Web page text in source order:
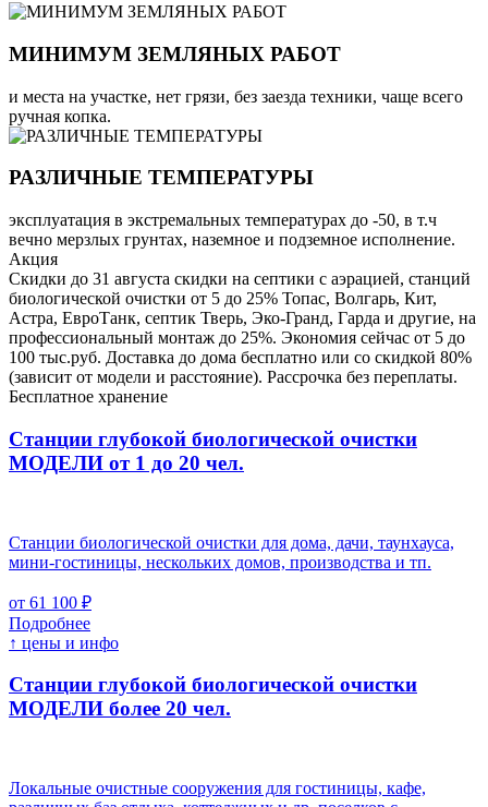
МИНИМУМ ЗЕМЛЯНЫХ РАБОТ
и места на участке, нет грязи, без заезда техники, чаще всего
ручная копка.
РАЗЛИЧНЫЕ ТЕМПЕРАТУРЫ
эксплуатация в экстремальных температурах до -50, в т.ч
вечно мерзлых грунтах, наземное и подземное исполнение.
Акция
Скидки до 31 августа скидки на септики с аэрацией, станций
биологической очистки от 5 до 25% Топас, Волгарь, Кит,
Астра, ЕвроТанк, септик Тверь, Эко-Гранд, Гарда и другие, на
профессиональный монтаж до 25%. Экономия сейчас от 5 до
100 тыс.руб. Доставка до дома бесплатно или со скидкой 80%
(зависит от модели и расстояние). Рассрочка без переплаты.
Бесплатное хранение
Станции глубокой биологической очистки
МОДЕЛИ от 1 до 20 чел.
Станции биологической очистки для дома, дачи, таунхауса,
мини-гостиницы, нескольких домов, производства и тп.
от 61 100 ₽
Подробнее
↑ цены и инфо
Станции глубокой биологической очистки
МОДЕЛИ более 20 чел.
Локальные очистные сооружения для гостиницы, кафе,